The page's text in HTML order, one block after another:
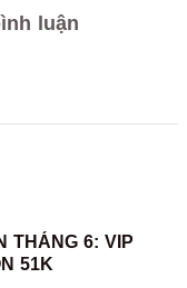
luận
THÁNG 6: VIP
51K